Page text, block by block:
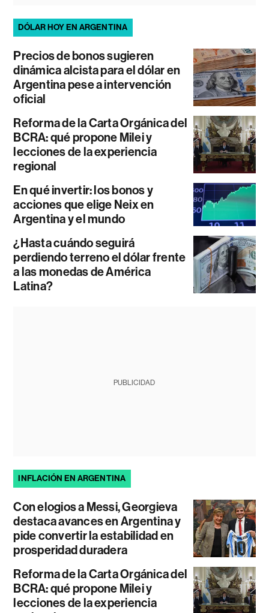
DÓLAR HOY EN ARGENTINA
Precios de bonos sugieren
dinámica alcista para el dólar en
Argentina pese a intervención
oficial
Reforma de la Carta Orgánica del
BCRA: qué propone Milei y
lecciones de la experiencia
regional
En qué invertir: los bonos y
acciones que elige Neix en
Argentina y el mundo
¿Hasta cuándo seguirá
perdiendo terreno el dólar frente
a las monedas de América
Latina?
PUBLICIDAD
INFLACIÓN EN ARGENTINA
Con elogios a Messi, Georgieva
destaca avances en Argentina y
pide convertir la estabilidad en
prosperidad duradera
Reforma de la Carta Orgánica del
BCRA: qué propone Milei y
lecciones de la experiencia